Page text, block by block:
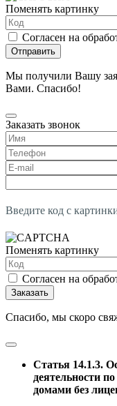
Поменять картинку
Согласен на
Отправить
Мы получили Вашу
Вами. Спасибо!
Заказать звонок
Введите код с
Поменять картинку
Согласен на
Заказать
Спасибо, мы скоро
Статья 14.1.3.
деятельности
домами без